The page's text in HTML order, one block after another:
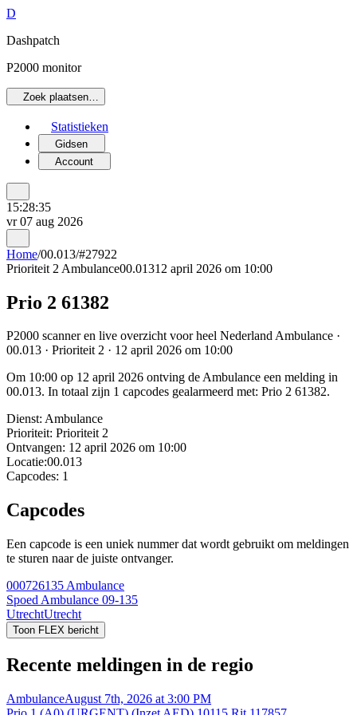
D
Dashpatch
P2000 monitor
Zoek plaatsen…
Statistieken
Gidsen
Account
15:28:35
vr 07 aug 2026
Home/00.013/#27922
Prioriteit 2 Ambulance00.01312 april 2026 om 10:00
Prio 2 61382
P2000 scanner en live overzicht voor heel Nederland Ambulance ·
00.013 · Prioriteit 2 · 12 april 2026 om 10:00
Om 10:00 op 12 april 2026 ontving de Ambulance een melding in
00.013. In totaal zijn 1 capcodes gealarmeerd met: Prio 2 61382.
Dienst: Ambulance
Prioriteit: Prioriteit 2
Ontvangen: 12 april 2026 om 10:00
Locatie:00.013
Capcodes: 1
Capcodes
Een capcode is een uniek nummer dat wordt gebruikt om meldingen
te sturen naar de juiste ontvanger.
000726135 Ambulance
Spoed Ambulance 09-135
UtrechtUtrecht
Toon FLEX bericht
Recente meldingen in de regio
AmbulanceAugust 7th, 2026 at 3:00 PM